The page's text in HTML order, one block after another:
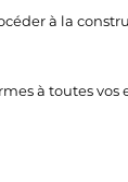
à la
à toutes vos